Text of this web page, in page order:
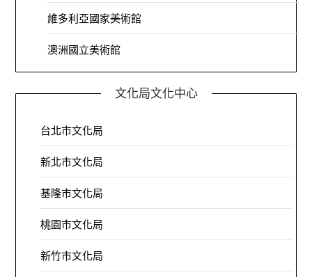
維多利亞國家美術館
澳洲國立美術館
文化局文化中心
台北市文化局
新北市文化局
基隆市文化局
桃園市文化局
新竹市文化局